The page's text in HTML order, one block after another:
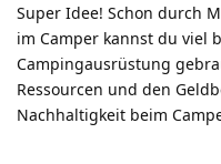
Super Idee! Schon durch
im Camper kannst du viel
Campingausrüstung
Ressourcen und den
Nachhaltigkeit beim